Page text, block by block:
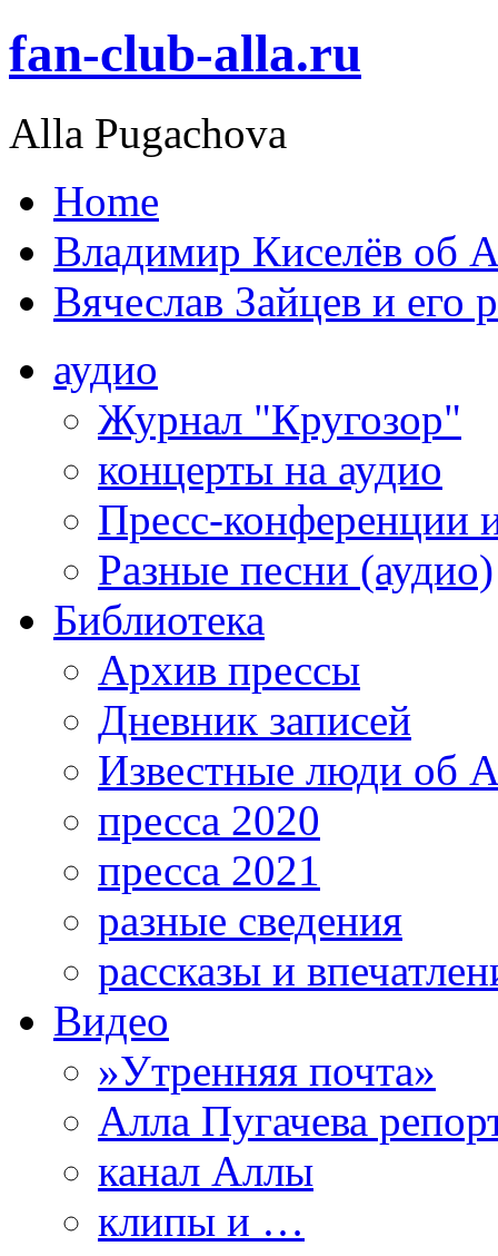
fan-club-alla.ru
Alla Pugachova
Home
Владимир Киселёв об
Вячеслав Зайцев и его
аудио
Журнал "Кругозор"
концерты на аудио
Пресс-конференции
Разные песни (аудио)
Библиотека
Архив прессы
Дневник записей
Известные люди об
пресса 2020
пресса 2021
разные сведения
рассказы и
Видео
»Утренняя почта»
Алла Пугачева
канал Аллы
клипы и …